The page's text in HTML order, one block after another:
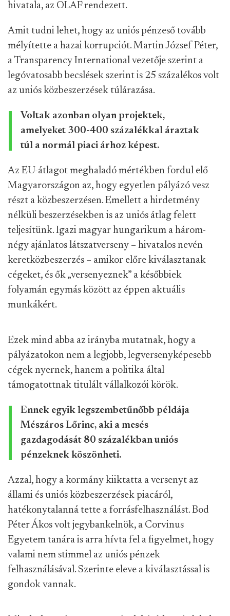
hivatala, az OLAF rendezett.
Amit tudni lehet, hogy az uniós pénzeső tovább
mélyítette a hazai korrupciót. Martin József Péter,
a Transparency International vezetője szerint a
legóvatosabb becslések szerint is 25 százalékos volt
az uniós közbeszerzések túlárazása.
Voltak azonban olyan projektek,
amelyeket 300-400 százalékkal áraztak
túl a normál piaci árhoz képest.
Az EU-átlagot meghaladó mértékben fordul elő
Magyarországon az, hogy egyetlen pályázó vesz
részt a közbeszerzésen. Emellett a hirdetmény
nélküli beszerzésekben is az uniós átlag felett
teljesítünk. Igazi magyar hungarikum a három-
négy ajánlatos látszatverseny – hivatalos nevén
keretközbeszerzés – amikor előre kiválasztanak
cégeket, és ők „versenyeznek” a későbbiek
folyamán egymás között az éppen aktuális
munkákért.
Ezek mind abba az irányba mutatnak, hogy a
pályázatokon nem a legjobb, legversenyképesebb
cégek nyernek, hanem a politika által
támogatottnak titulált vállalkozói körök.
Ennek egyik legszembetűnőbb példája
Mészáros Lőrinc, aki a mesés
gazdagodását 80 százalékban uniós
pénzeknek köszönheti.
Azzal, hogy a kormány kiiktatta a versenyt az
állami és uniós közbeszerzések piacáról,
hatékonytalanná tette a forrásfelhasználást. Bod
Péter Ákos volt jegybankelnök, a Corvinus
Egyetem tanára is arra hívta fel a figyelmet, hogy
valami nem stimmel az uniós pénzek
felhasználásával. Szerinte eleve a kiválasztással is
gondok vannak.